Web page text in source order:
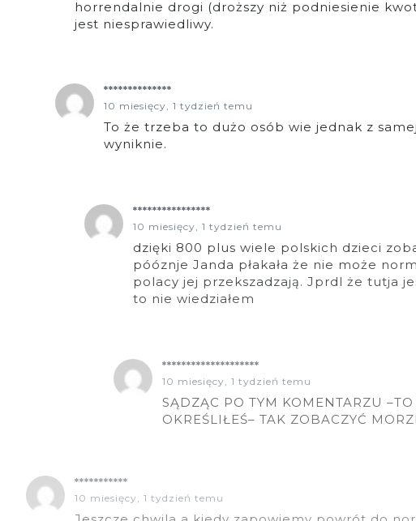
horrendalnie drogi (droższy niż podniesienie
jest niesprawiedliwy.
**************
10 miesięcy, 1 tydzień temu
To że trzeba to dużo osób wie jednak z
wyniknie.
****************
10 miesięcy, 1 tydzień temu
dzięki 800 plus wiele polskich dzieci
póóznje Janda płakała że nie może
polacy jej przekszadzają. Jprdl że tutja
to nie wiedziałem
********************
10 miesięcy, 1 tydzień temu
SĄDZĄC PO TYM KOMENTARZU
OKREŚLIŁEŚ– TAK ZOBACZYĆ
***********
10 miesięcy, 1 tydzień temu